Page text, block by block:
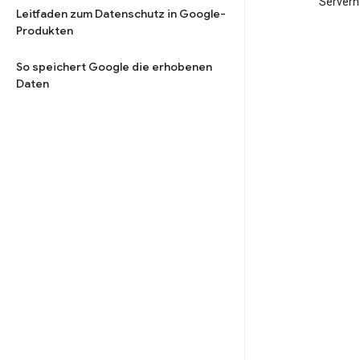
Leitfaden zum Datenschutz in Google-
Produkten
So speichert Google die erhobenen
Daten